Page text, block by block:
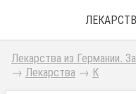
Лекарства из Германии.
→ Лекарства → К